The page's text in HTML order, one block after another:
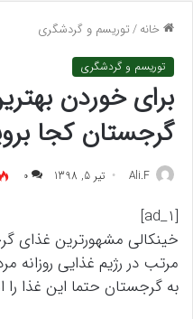
خانه/توریسم و گردشگری
توریسم و گردشگری
برای خوردن
گرجستان کجا
Ali.F تیر 5, 1398 ۰
[ad_1]
خینکالی مشهورترین غذای
مرتب در رژیم غذایی روزانه
به گرجستان حتما این غذا